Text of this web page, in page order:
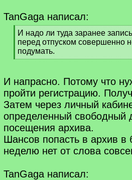
TanGaga написал:
[
q
]
И надо ли туда заранее
перед отпуском совершенно
подумать.
[
q
]
И напрасно. Потому что
пройти регистрацию.
Затем через личный
определенный свободный
посещения архива.
Шансов попасть в архив
неделю нет от слова
TanGaga написал: